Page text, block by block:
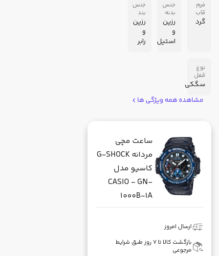
فرم
قاب
گرد
جنس
بدنه
رزین
و
استیل
جنس
بند
رزین
و
رابر
نوع
قفل
سگکی
مشاهده همه ویژگی ها
ساعت مچی
مردانه G-SHOCK
کاسیو مدل
CASIO - GN-
1000B-1A
ارسال امروز
بازگشت کالا تا ۷ روز طبق شرایط
مرجوعی